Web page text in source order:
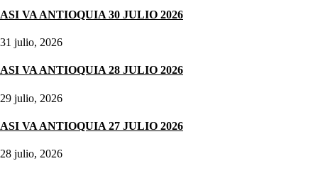
ASI VA ANTIOQUIA 30 JULIO 2026
31 julio, 2026
ASI VA ANTIOQUIA 28 JULIO 2026
29 julio, 2026
ASI VA ANTIOQUIA 27 JULIO 2026
28 julio, 2026